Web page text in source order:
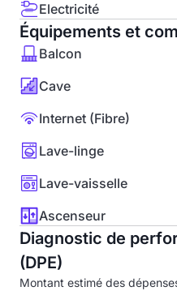
Electricité
Équipements et
Balcon
Cave
Internet (Fibre)
Lave-linge
Lave-vaisselle
Ascenseur
Diagnostic de
(DPE)
Montant estimé des